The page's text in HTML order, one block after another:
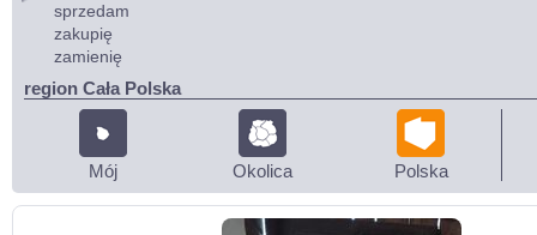
sprzedam
zakupię
zamienię
region Cała Polska
Mój Okolica Polska